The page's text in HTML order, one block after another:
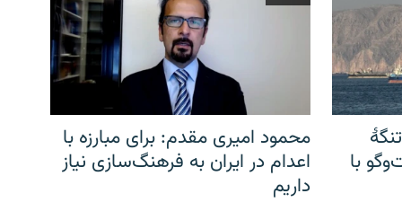
با
محمود امیری مقدم: برای مبارزه با
اعدام در ایران به فرهنگ‌سازی نیاز
داریم